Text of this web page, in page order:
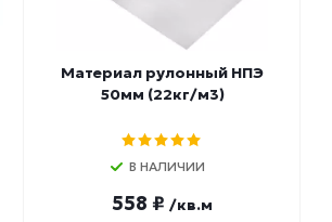
Материал рулонный НПЭ
50мм (22кг/м3)
В НАЛИЧИИ
558 ₽ /кв.м